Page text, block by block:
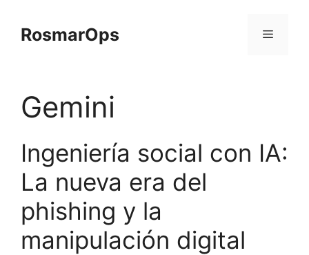
contenido
RosmarOps
Gemini
Ingeniería social con IA:
La nueva era del
phishing y la
manipulación digital